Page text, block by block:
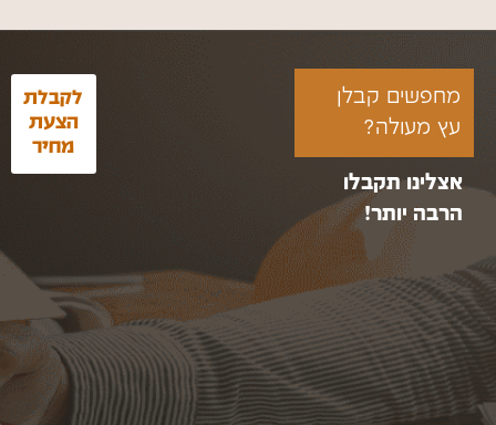
מחפשים קבלן
עץ מעולה?
אצלינו תקבלו
הרבה יותר!
לקבלת
הצעת
מחיר